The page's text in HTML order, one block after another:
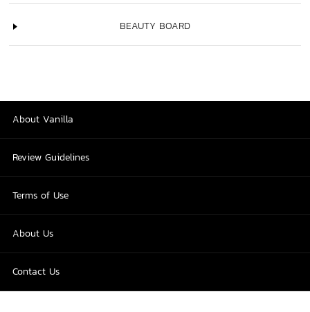
BEAUTY BOARD
About Vanilla
Review Guidelines
Terms of Use
About Us
Contact Us